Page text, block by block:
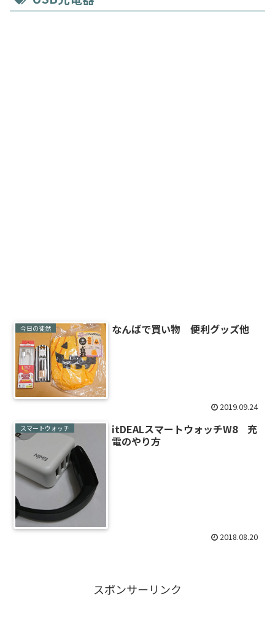
今日の徒然 なんばで買い物 便利グッズ他
2019.09.24
スマートウォッチ
itDEALスマートウォッチW8 充
電のやり方
2018.08.20
スポンサーリンク